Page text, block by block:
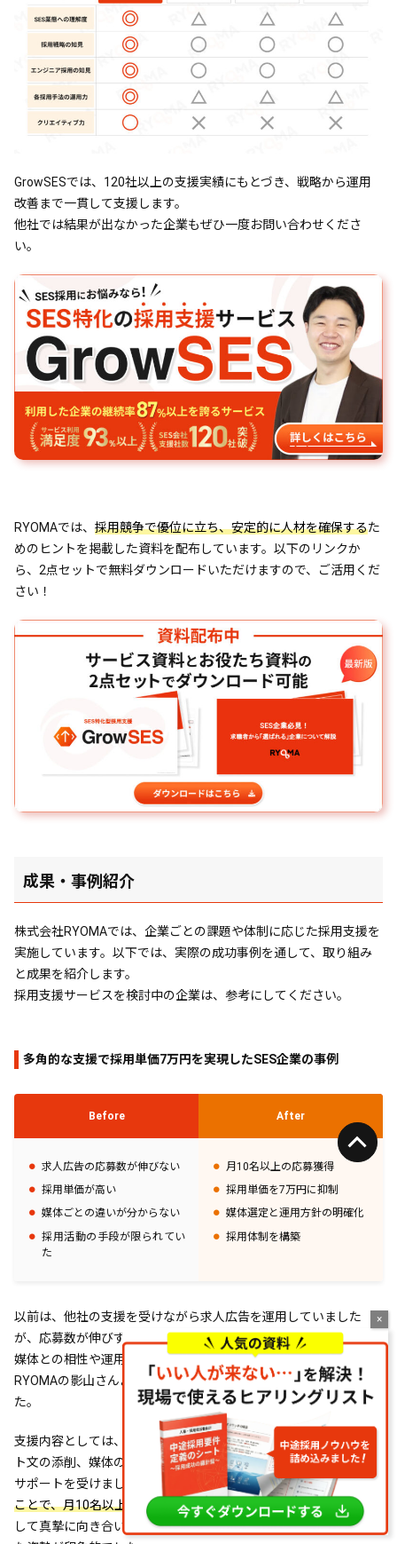
GrowSESでは、120社以上の支援実績にもとづき、戦略から運用
改善まで一貫して支援します。
他社では結果が出なかった企業もぜひ一度お問い合わせくださ
い。
RYOMAでは、 採用競争で優位に立ち、安定的に人材を確保するた
めのヒントを掲載した資料を配布しています。以下のリンクか
ら、2点セットで無料ダウンロードいただけますので、ご活用くだ
さい！
成果・事例紹介
株式会社RYOMAでは、企業ごとの課題や体制に応じた採用支援を
実施しています。以下では、実際の成功事例を通して、取り組み
と成果を紹介します。
採用支援サービスを検討中の企業は、参考にしてください。
多角的な支援で採用単価7万円を実現したSES企業の事例
Before After
求人広告の応募数が伸びない
採用単価が高い
媒体ごとの違いが分からない
採用活動の手段が限られてい
た
月10名以上の応募獲得
採用単価を7万円に抑制
媒体選定と運用方針の明確化
採用体制を構築
以前は、他社の支援を受けながら求人広告を運用していました
が、応募数が伸びず、採用単価が上がり続けている状況でした。
媒体との相性や運用方法に疑問を抱いていた際に、株式会社
RYOMAの影山さんより提案を受け、話を聞いてみることにしまし
た。
支援内容としては、求人原稿の見直しや求人画像の作成、スカウ
ト文の添削、媒体の選定・切り替えなど、多角的なアプローチで
サポートを受けました。
エンジニア目線に立った内容に改善する
ことで、月10名以上の応募獲得や採用単価7万円を実現。課題に対
して真摯に向き合い、常にこちらの状況を踏まえて提案してくれ